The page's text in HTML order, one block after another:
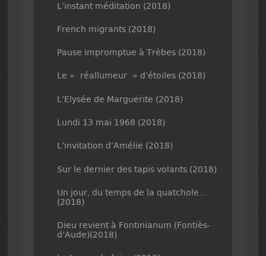
L’instant méditation (2018)
French migrants (2018)
Pause impromptue à Trèbes (2018)
Le « réallumeur » d’étoiles (2018)
L’Elysée de Marguerite (2018)
Lundi 13 mai 1968 (2018)
L’invitation d’Amélie (2018)
Sur le dernier des tapis volants (2018)
Un jour, du temps de la quatchole…
(2018)
Dieu revient à Fontinianum (Fontiès-
d’Aude)(2018)